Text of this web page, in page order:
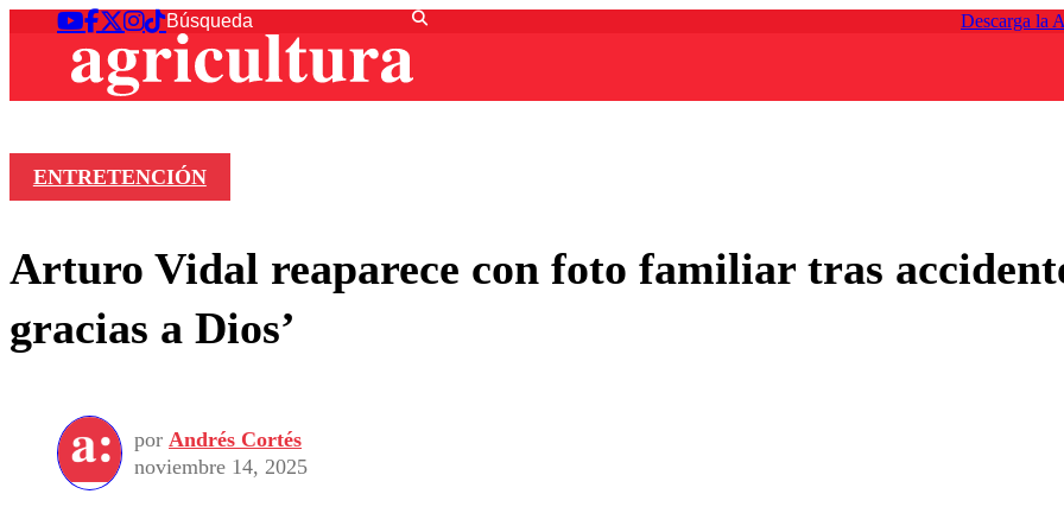
Descarga la
ENTRETENCIÓN
Arturo Vidal reaparece con foto familiar tras
gracias a Dios’
por Andrés Cortés
noviembre 14, 2025